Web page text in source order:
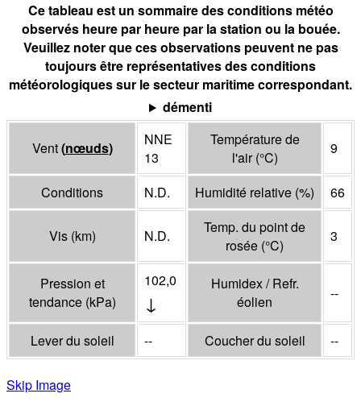
Ce tableau est un sommaire des conditions météo
observés heure par heure par la station ou la bouée.
Veuillez noter que ces observations peuvent ne pas
toujours être représentatives des conditions
météorologiques sur le secteur maritime correspondant.
démenti
Vent(nœuds)
NNE
13
Température de
l'air(°C)
9
Conditions N.D. Humidité relative (%) 66
Vis (km) N.D.
Temp. du point de
rosée (°C)
3
Pression et
tendance (kPa)
102,0
↓
Humidex / Refr.
éolien
--
Lever du soleil -- Coucher du soleil --
Skip Image